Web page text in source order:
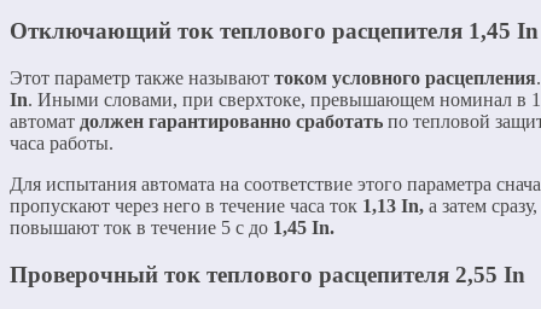
Отключающий ток теплового расцепителя 1,45 In
Этот параметр также называют током условного расцепления
In. Иными словами, при сверхтоке, превышающем номинал в
автомат должен гарантированно сработать по тепловой
часа работы.
Для испытания автомата на соответствие этого параметра
пропускают через него в течение часа ток 1,13 In, а затем
повышают ток в течение 5 с до 1,45 In.
Проверочный ток теплового расцепителя 2,55 In